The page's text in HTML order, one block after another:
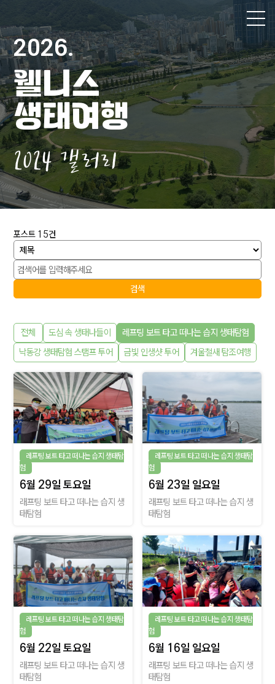
처음으로
사업개요
프로그램
도심 속 생태 나들이
철새따라 탐조 여행
생태체험 한마당
보트타고 습지탐험
한여름밤 별빛 탐험대
예약내역
갤러리
2022 갤러리
2023 갤러리
2024 갤러리
2025 갤러리
2026 갤러리
공지사항
갤
러
리
2026.
웰니스
생태여행
2024 갤러리
포스트 15건
검색
전체 도심 속 생태나들이
레프팅 보트 타고 떠나는 습지 생태탐험
낙동강 생태탐험 스탬프 투어
금빛 인생샷 투어 겨울철새 탐조여행
레프팅 보트 타고 떠나는 습지 생태탐
험
6월 29일 토요일
래프팅 보트 타고 떠나는 습지 생
태탐험
레프팅 보트 타고 떠나는 습지 생태탐
험
6월 23일 일요일
래프팅 보트 타고 떠나는 습지 생
태탐험
레프팅 보트 타고 떠나는 습지 생태탐
험
6월 22일 토요일
래프팅 보트 타고 떠나는 습지 생
태탐험
레프팅 보트 타고 떠나는 습지 생태탐
험
6월 16일 일요일
래프팅 보트 타고 떠나는 습지 생
태탐험